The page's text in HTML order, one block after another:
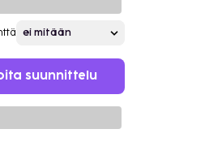
suunnittelu